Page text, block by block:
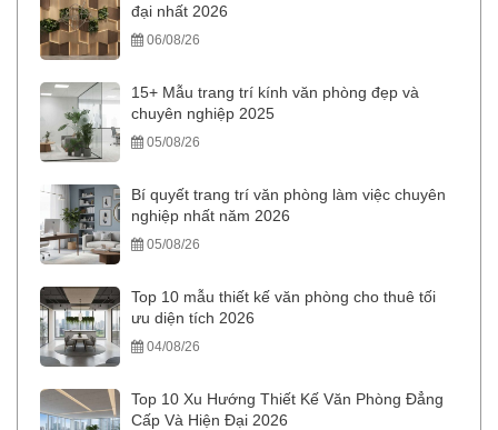
đại nhất 2026
06/08/26
15+ Mẫu trang trí kính văn phòng đẹp và
chuyên nghiệp 2025
05/08/26
Bí quyết trang trí văn phòng làm việc chuyên
nghiệp nhất năm 2026
05/08/26
Top 10 mẫu thiết kế văn phòng cho thuê tối
ưu diện tích 2026
04/08/26
Top 10 Xu Hướng Thiết Kế Văn Phòng Đẳng
Cấp Và Hiện Đại 2026